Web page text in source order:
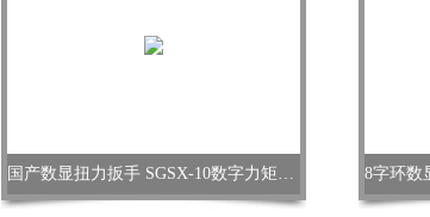
国产数显扭力扳手 SGSX-10数字力矩扳手价格